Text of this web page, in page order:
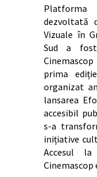
dezvoltată
Vizuale în
Sud a
prima
organizat
lansarea
accesibil
s-a
inițiative
Accesul la